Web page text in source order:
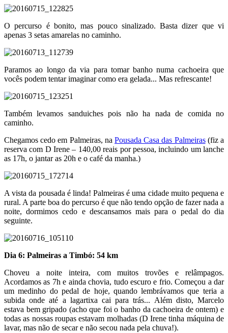
O percurso é bonito, mas pouco sinalizado. Basta dizer que vi
apenas 3 setas amarelas no caminho.
Paramos ao longo da via para tomar banho numa cachoeira que
vocês podem tentar imaginar como era gelada... Mas refrescante!
Também levamos sanduiches pois não ha nada de comida no
caminho.
Chegamos cedo em Palmeiras, na Pousada Casa das Palmeiras(fiz a
reserva com D Irene – 140,00 reais por pessoa, incluindo um lanche
as 17h, o jantar as 20h e o café da manha.)
A vista da pousada é linda! Palmeiras é uma cidade muito pequena e
rural. A parte boa do percurso é que não tendo opção de fazer nada a
noite, dormimos cedo e descansamos mais para o pedal do dia
seguinte.
Dia 6: Palmeiras a Timbó: 54 km
Choveu a noite inteira, com muitos trovões e relâmpagos.
Acordamos as 7h e ainda chovia, tudo escuro e frio. Começou a dar
um medinho do pedal de hoje, quando lembrávamos que teria a
subida onde até a lagartixa cai para trás... Além disto, Marcelo
estava bem gripado (acho que foi o banho da cachoeira de ontem) e
todas as nossas roupas estavam molhadas (D Irene tinha máquina de
lavar, mas não de secar e não secou nada pela chuva!).